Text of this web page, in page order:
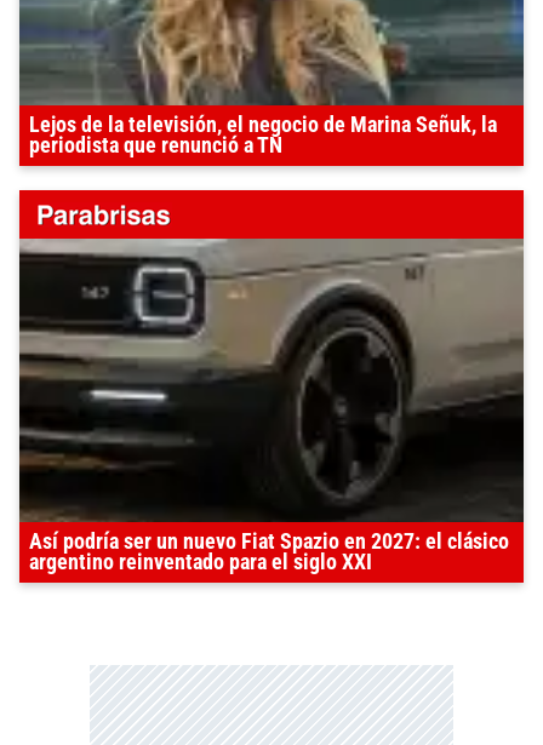
Lejos de la televisión, el negocio de Marina Señuk, la
periodista que renunció a TN
Así podría ser un nuevo Fiat Spazio en 2027: el clásico
argentino reinventado para el siglo XXI